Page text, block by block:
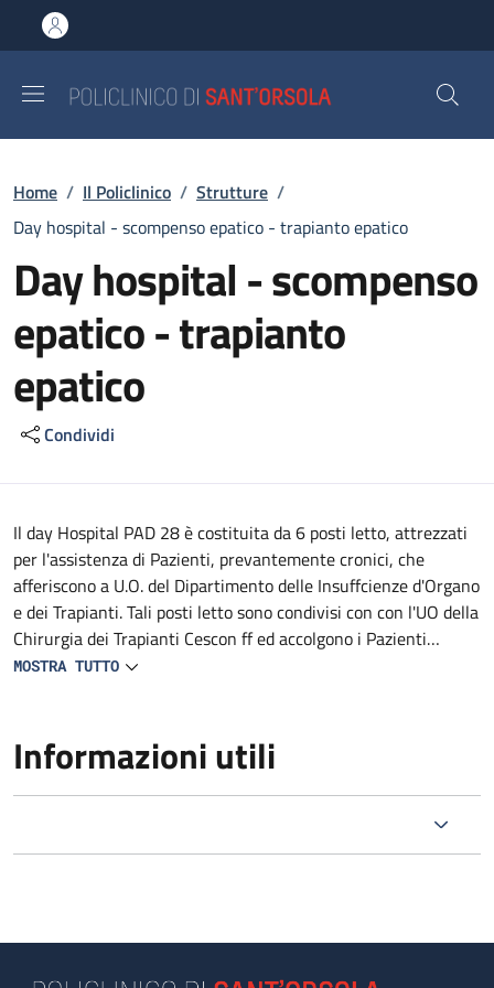
al contenuto principale
to footer content
Briciole di pane
Home / Il Policlinico / Strutture /
Day hospital - scompenso epatico - trapianto epatico
Day hospital - scompenso
epatico - trapianto
epatico
Condividi
Descrizione
Il day Hospital PAD 28 è costituita da 6 posti letto, attrezzati
per l'assistenza di Pazienti, prevantemente cronici, che
afferiscono a U.O. del Dipartimento delle Insuffcienze d'Organo
e dei Trapianti. Tali posti letto sono condivisi con con l'UO della
Chirurgia dei Trapianti Cescon ff ed accolgono i Pazienti
chirurgici, post chirurgici o medici che necessitano di
potenziale indicazione a trapianto di fegato. L'accoglimento è
di competenza dell'infermiere del Day Hospital.Vengono fornite
informazioni sulla organizzazione generale del Servizio
programmate). L'esame clinico iniziale viene effettuato dal
Hospital coordina il percorso diagnostico-terapeutico del
MOSTRA TUTTO
Informazioni utili